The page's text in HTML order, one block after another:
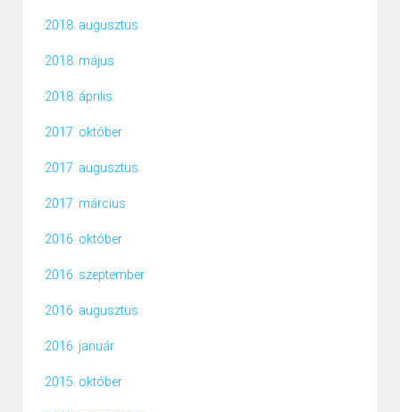
2018. augusztus
2018. május
2018. április
2017. október
2017. augusztus
2017. március
2016. október
2016. szeptember
2016. augusztus
2016. január
2015. október